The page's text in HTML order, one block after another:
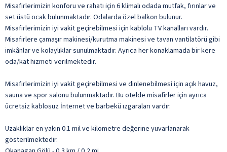
Misafirlerimizin konforu ve rahatı için 6 klimalı odada mutfak, fırınlar ve
set üstü ocak bulunmaktadır. Odalarda özel balkon bulunur.
Misafirlerimizin iyi vakit geçirebilmesi için kablolu TV kanalları vardır.
Misafirlere çamaşır makinesi/kurutma makinesi ve tavan vantilatörü gibi
imkânlar ve kolaylıklar sunulmaktadır. Ayrıca her konaklamada bir kere
oda/kat hizmeti verilmektedir.
Misafirlerimizin iyi vakit geçirebilmesi ve dinlenebilmesi için açık havuz,
sauna ve spor salonu bulunmaktadır. Bu otelde misafirler için ayrıca
ücretsiz kablosuz İnternet ve barbekü ızgaraları vardır.
Uzaklıklar en yakın 0.1 mil ve kilometre değerine yuvarlanarak
gösterilmektedir.